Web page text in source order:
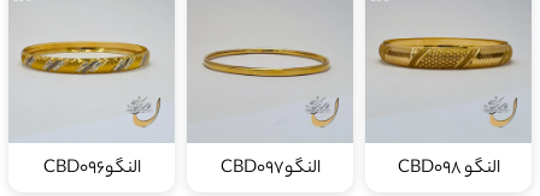
النگو CBD098 النگوCBD097 النگوCBD096